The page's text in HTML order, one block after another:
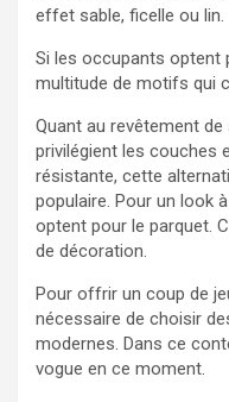
effet sable, ficelle ou lin.
Si les occupants optent
multitude de motifs qui
Quant au revêtement
privilégient les couches
résistante, cette
populaire. Pour un look
optent pour le parquet.
de décoration.
Pour offrir un coup de
nécessaire de choisir
modernes. Dans ce
vogue en ce moment.